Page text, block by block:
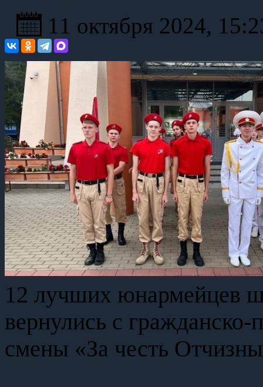
11 октября 2024,
12 лучших юнармейцев
вернулись с гражданско-
смены «За честь